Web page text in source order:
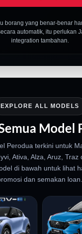
borang yang benar-benar
automatik, itu perlukan
integration tambahan.
EXPLORE ALL MODELS
Model
Perodua terkini untuk
Ativa, Alza, Aruz, Traz
di bawah untuk lihat
dan semakan loan.